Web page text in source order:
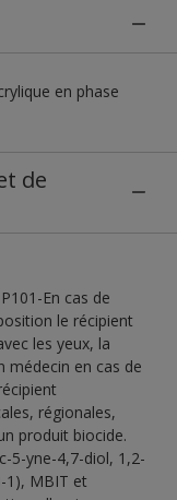
en phase
de
En cas de
le récipient
les yeux, la
médecin en cas de
régionales,
produit biocide.
5-yne-4,7-diol, 1,2-
1), MBIT et